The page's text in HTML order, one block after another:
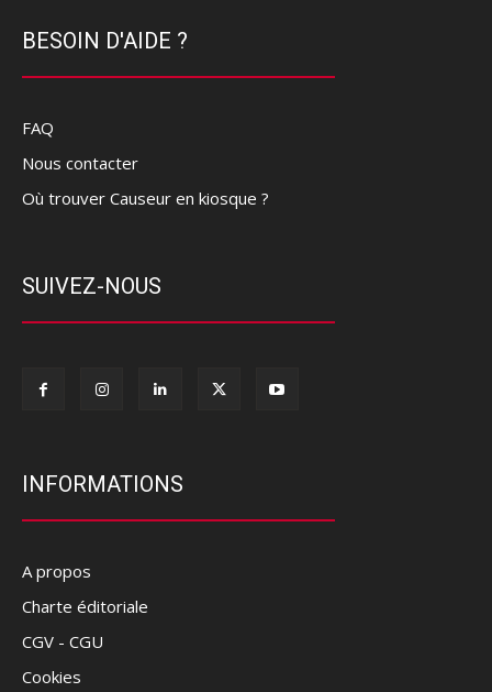
BESOIN D'AIDE ?
FAQ
Nous contacter
Où trouver Causeur en kiosque ?
SUIVEZ-NOUS
INFORMATIONS
A propos
Charte éditoriale
CGV - CGU
Cookies